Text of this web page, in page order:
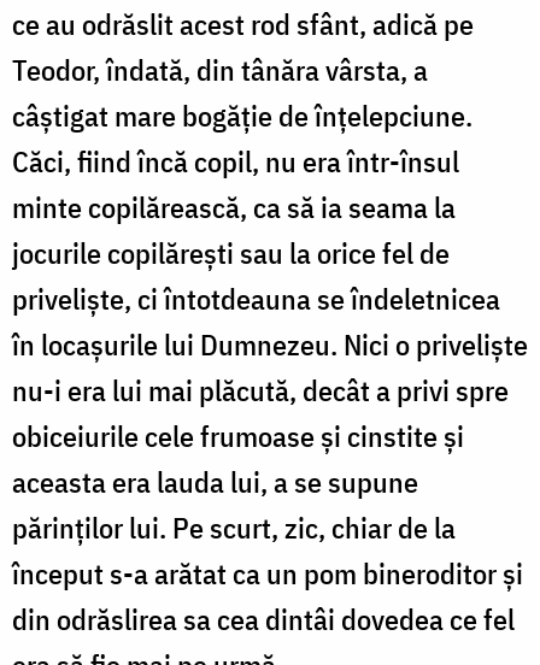
ce au odrăslit acest rod sfânt, adică pe
Teodor, îndată, din tânăra vârsta, a
câștigat mare bogăție de înțelepciune.
Căci, fiind încă copil, nu era într-însul
minte copilărească, ca să ia seama la
jocurile copilărești sau la orice fel de
priveliște, ci întotdeauna se îndeletnicea
în locașurile lui Dumnezeu. Nici o priveliște
nu-i era lui mai plăcută, decât a privi spre
obiceiurile cele frumoase și cinstite și
aceasta era lauda lui, a se supune
părinților lui. Pe scurt, zic, chiar de la
început s-a arătat ca un pom bineroditor și
din odrăslirea sa cea dintâi dovedea ce fel